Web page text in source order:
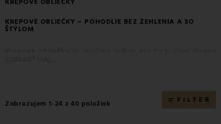
KREPOVÉ OBLIEČKY – POHODLIE BEZ ŽEHLENIA A SO
ŠTÝLOM
komfort, praktickosť a krásny dizajn
vlastnosti porovnateľné s klasickými bavlnenými obliečkami, no s
jednou obrovskou výhodou –
.
ZOBRAZIŤ VIAC...
filter_list FILTER
Zobrazujem 1-24 z 40 položiek